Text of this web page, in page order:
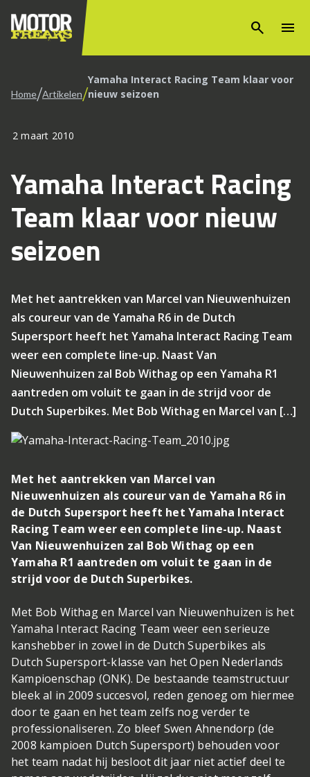
search menu
Home/Artikelen/Yamaha Interact Racing Team klaar voor
nieuw seizoen
2 maart 2010
Yamaha Interact Racing
Team klaar voor nieuw
seizoen
Met het aantrekken van Marcel van Nieuwenhuizen
als coureur van de Yamaha R6 in de Dutch
Supersport heeft het Yamaha Interact Racing Team
weer een complete line-up. Naast Van
Nieuwenhuizen zal Bob Withag op een Yamaha R1
aantreden om voluit te gaan in de strijd voor de
Dutch Superbikes. Met Bob Withag en Marcel van […]
Met het aantrekken van Marcel van
Nieuwenhuizen als coureur van de Yamaha R6 in
de Dutch Supersport heeft het Yamaha Interact
Racing Team weer een complete line-up. Naast
Van Nieuwenhuizen zal Bob Withag op een
Yamaha R1 aantreden om voluit te gaan in de
strijd voor de Dutch Superbikes.
Met Bob Withag en Marcel van Nieuwenhuizen is het
Yamaha Interact Racing Team weer een serieuze
kanshebber in zowel in de Dutch Superbikes als
Dutch Supersport-klasse van het Open Nederlands
Kampioenschap (ONK). De bestaande teamstructuur
bleek al in 2009 succesvol, reden genoeg om hiermee
door te gaan en het team zelfs nog verder te
professionaliseren. Zo bleef Swen Ahnendorp (de
2008 kampioen Dutch Supersport) behouden voor
het team nadat hij besloot dit jaar niet actief deel te